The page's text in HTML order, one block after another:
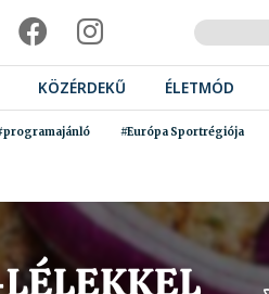
KÖZÉRDEKŰ ÉLETMÓD
#Európa Sportrégiója